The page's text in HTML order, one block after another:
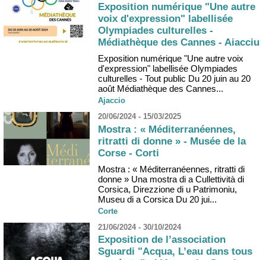
Exposition numérique "Une autre
voix d'expression" labellisée
Olympiades culturelles -
Médiathèque des Cannes - Aiacciu
Exposition numérique "Une autre voix
d'expression" labellisée Olympiades
culturelles - Tout public Du 20 juin au 20
août Médiathèque des Cannes...
Ajaccio
20/06/2024 - 15/03/2025
Mostra : « Méditerranéennes,
ritratti di donne » - Musée de la
Corse - Corti
Mostra : « Méditerranéennes, ritratti di
donne » Una mostra di a Cullettività di
Corsica, Direzzione di u Patrimoniu,
Museu di a Corsica Du 20 jui...
Corte
21/06/2024 - 30/10/2024
Exposition de l’association
Sguardi "Acqua, L’eau dans tous